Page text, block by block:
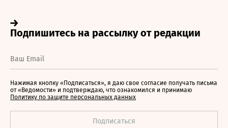
Нажимая кнопку «Подписаться», я даю свое согласие получать письма
от «Ведомости» и подтверждаю, что ознакомился и принимаю
Политику по защите персональных данных